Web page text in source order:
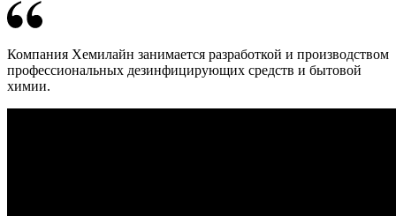
Компания Хемилайн занимается разработкой и производством
профессиональных дезинфицирующих средств и бытовой
химии.